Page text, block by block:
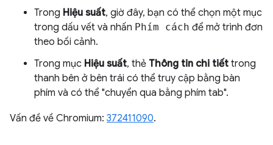
Trong Hiệu suất, giờ đây, bạn có thể chọn một mục
trong dấu vết và nhấn Phím cách để mở trình đơn
theo bối cảnh.
Trong mục Hiệu suất, thẻ Thông tin chi tiết trong
thanh bên ở bên trái có thể truy cập bằng bàn
phím và có thể "chuyển qua bằng phím tab".
Vấn đề về Chromium: 372411090.